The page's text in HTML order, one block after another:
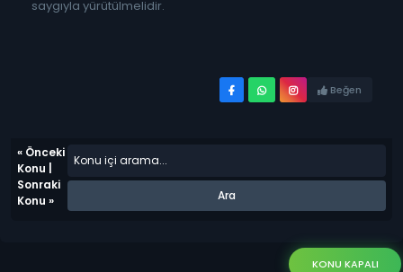
saygıyla yürütülmelidir.
Beğen
« Önceki
Konu
Sonraki
Konu »
KONU KAPALI